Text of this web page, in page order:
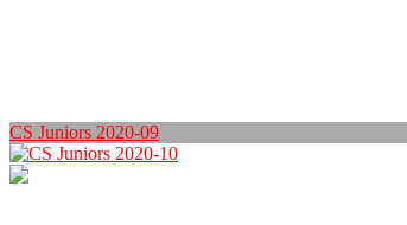
CS Juniors 2020-09